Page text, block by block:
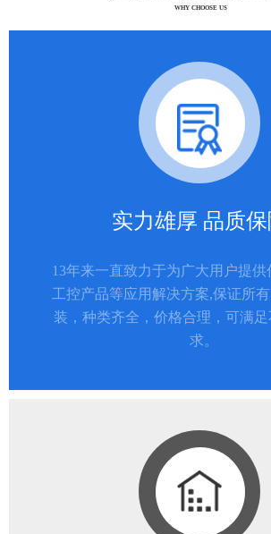
WHY CHOOSE US
实力雄厚 品质
13年来一直致力于为广大用户提
工控产品等应用解决方案,保证所
装，种类齐全，价格合理，可满
求。